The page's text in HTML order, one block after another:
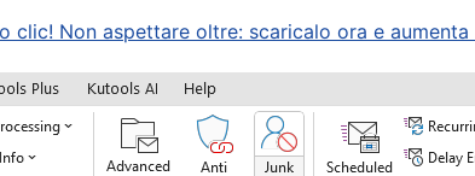
clic! Non aspettare oltre: scaricalo ora e